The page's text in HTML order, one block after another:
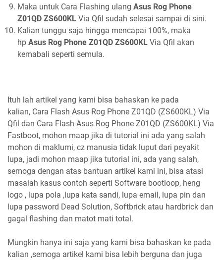
Maka untuk Cara Flashing ulang Asus Rog Phone
Z01QD ZS600KL Via Qfil sudah selesai sampai di sini.
Kalian tunggu saja hingga mencapai 100%, maka
hp Asus Rog Phone Z01QD ZS600KL Via Qfil akan
kemabali seperti semula.
Ituh lah artikel yang kami bisa bahaskan ke pada
kalian, Cara Flash Asus Rog Phone Z01QD (ZS600KL) Via
Qfil dan Cara Flash Asus Rog Phone Z01QD (ZS600KL) Via
Fastboot, mohon maap jika di tutorial ini ada yang salah
mohon di maklumi, cz manusia tidak luput dari peyakit
lupa, jadi mohon maap jika tutorial ini, ada yang salah,
semoga dengan atas bantuan artikel kami ini, bisa atasi
masalah kasus contoh seperti Software bootloop, heng
logo , lupa pola ,lupa kata sandi, lupa email, lupa pin dan
lupa password Dead Solution, Softbrick atau hardbrick dan
gagal flashing dan matot mati total.
Mungkin hanya ini saja yang kami bisa bahaskan ke pada
kalian ,semoga artikel kami bisa lebih berguna dan juga